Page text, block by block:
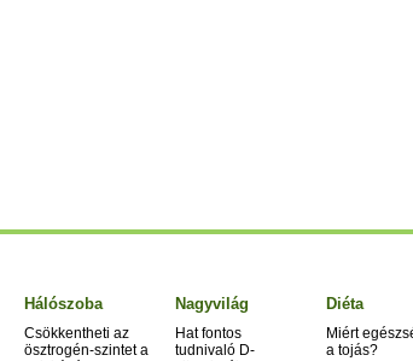
Hálószoba
Csökkentheti az
ösztrogén-szintet a
Nagyvilág
Hat fontos
tudnivaló D-
Diéta
Miért
a tojás?